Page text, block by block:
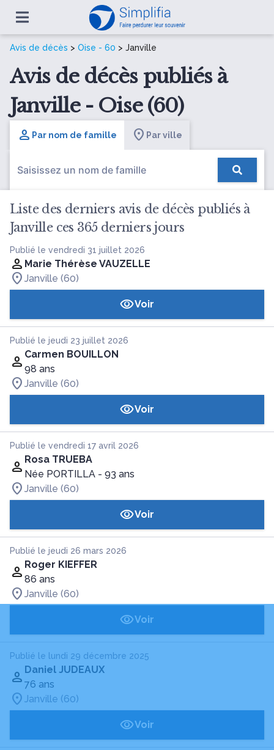
Avis de décès > Oise - 60 > Janville
Avis de décès publiés à
Janville - Oise (60)
Par nom de famille Par ville
Liste des derniers avis de décès publiés à
Janville ces 365 derniers jours
Publié le vendredi 31 juillet 2026
Marie Thérèse VAUZELLE
Janville (60)
Voir
Publié le jeudi 23 juillet 2026
Carmen BOUILLON
98 ans
Janville (60)
Voir
Publié le vendredi 17 avril 2026
Rosa TRUEBA
Née PORTILLA - 93 ans
Janville (60)
Voir
Publié le jeudi 26 mars 2026
Roger KIEFFER
86 ans
Janville (60)
Voir
Publié le lundi 29 décembre 2025
Daniel JUDEAUX
76 ans
Janville (60)
Voir